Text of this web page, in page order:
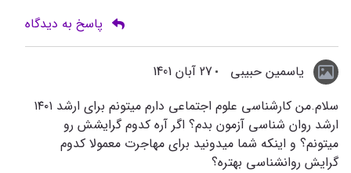
پاسخ به دیدگاه
یاسمین حبیبی
27 آبان 1401
سلام.من کارشناسی علوم اجتماعی دارم میتونم برای ارشد ۱۴۰۱
ارشد روان شناسی آزمون بدم؟ اگر آره کدوم گرایشش رو
میتونم؟ و اینکه شما میدونید برای مهاجرت معمولا کدوم
گرایش روانشناسی بهتره؟